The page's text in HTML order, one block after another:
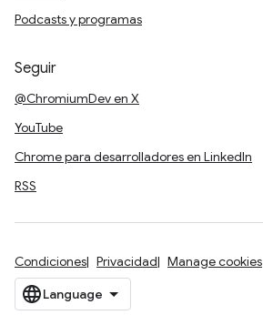
Podcasts y programas
Seguir
@ChromiumDev en X
YouTube
Chrome para desarrolladores en LinkedIn
RSS
Condiciones Privacidad Manage cookies